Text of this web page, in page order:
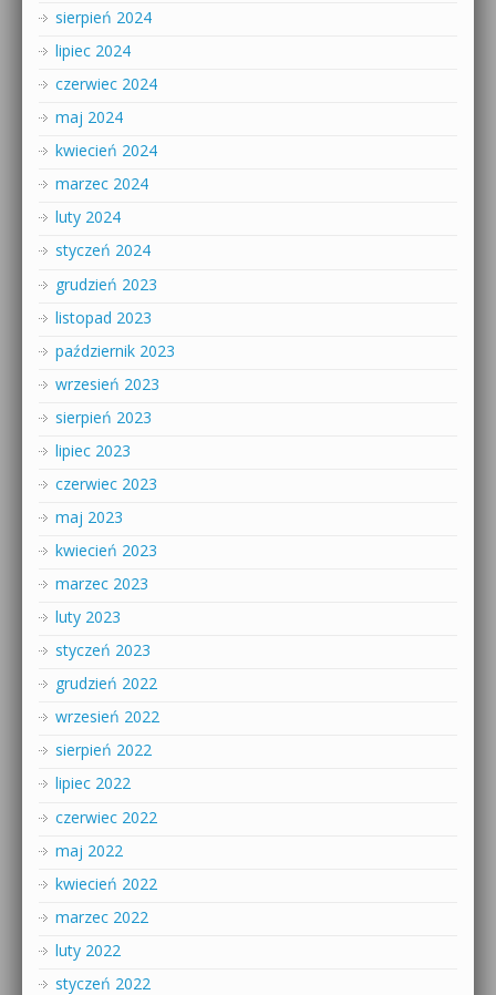
sierpień 2024
lipiec 2024
czerwiec 2024
maj 2024
kwiecień 2024
marzec 2024
luty 2024
styczeń 2024
grudzień 2023
listopad 2023
październik 2023
wrzesień 2023
sierpień 2023
lipiec 2023
czerwiec 2023
maj 2023
kwiecień 2023
marzec 2023
luty 2023
styczeń 2023
grudzień 2022
wrzesień 2022
sierpień 2022
lipiec 2022
czerwiec 2022
maj 2022
kwiecień 2022
marzec 2022
luty 2022
styczeń 2022